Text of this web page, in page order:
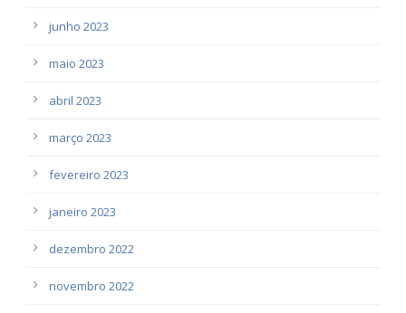
junho 2023
maio 2023
abril 2023
março 2023
fevereiro 2023
janeiro 2023
dezembro 2022
novembro 2022